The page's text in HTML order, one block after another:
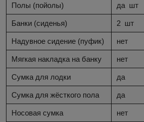
Полы (пойолы) да шт
Банки (сиденья) 2 шт
Надувное сидение (пуфик) нет
Мягкая накладка на банку нет
Сумка для лодки да
Сумка для жёсткого пола да
Носовая сумка нет